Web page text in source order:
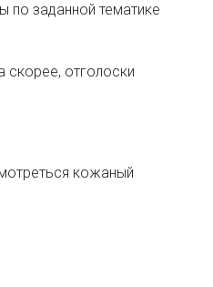
по заданной тематике
отголоски
кожаный